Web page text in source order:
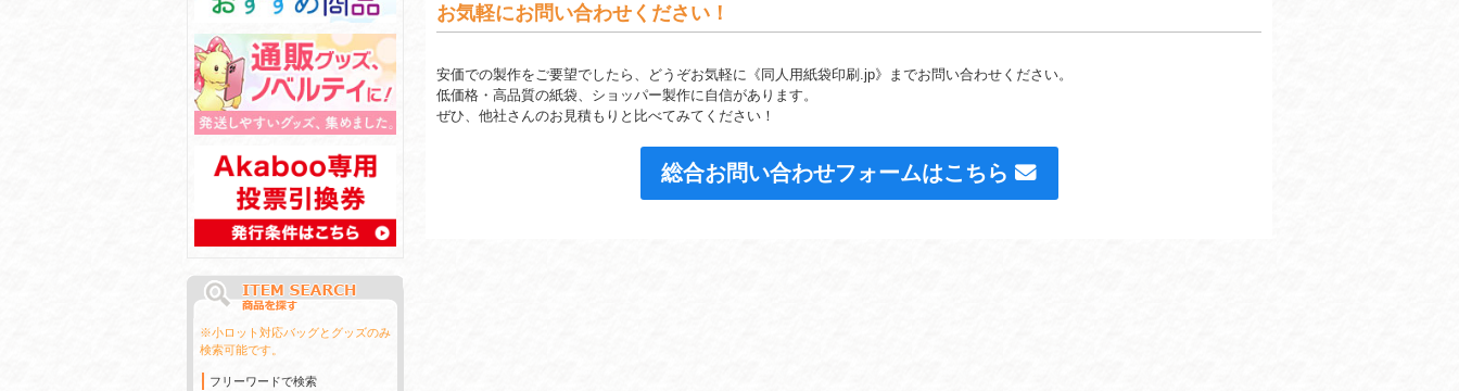
※小ロット対応バッグとグッズのみ
検索可能です。
フリーワードで検索
お気軽にお問い合わせください！
安価での製作をご要望でしたら、どうぞお気軽に《同人用紙袋印刷.jp》までお問い合わせください。
低価格・高品質の紙袋、ショッパー製作に自信があります。
ぜひ、他社さんのお見積もりと比べてみてください！
総合お問い合わせフォームはこちら